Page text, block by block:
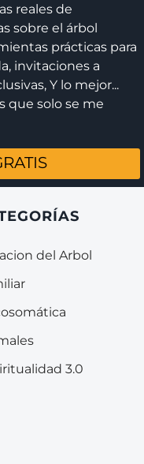
reales de
sobre el árbol
prácticas para
invitaciones a
Y lo mejor...
que solo se me
del Arbol
3.0